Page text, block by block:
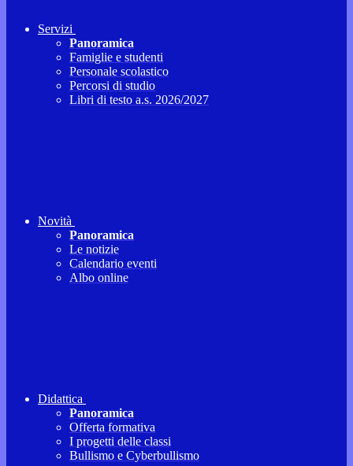
Servizi
Panoramica
Famiglie e studenti
Personale scolastico
Percorsi di studio
Libri di testo a.s. 2026/2027
Novità
Panoramica
Le notizie
Calendario eventi
Albo online
Didattica
Panoramica
Offerta formativa
I progetti delle classi
Bullismo e Cyberbullismo